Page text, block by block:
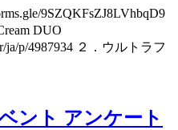
9SZQKFsZJ8LVhbqD9
DUO
ja/p/4987934 ２．ウルトラフ
ント アンケート